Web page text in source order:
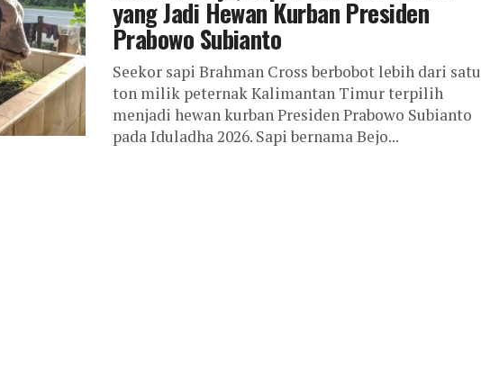
yang Jadi Hewan Kurban Presiden
Prabowo Subianto
Seekor sapi Brahman Cross berbobot lebih dari satu
ton milik peternak Kalimantan Timur terpilih
menjadi hewan kurban Presiden Prabowo Subianto
pada Iduladha 2026. Sapi bernama Bejo...